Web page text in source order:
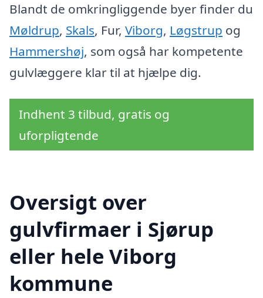
Blandt de omkringliggende byer finder du
Møldrup, Skals, Fur, Viborg, Løgstrup og
Hammershøj, som også har kompetente
gulvlæggere klar til at hjælpe dig.
Indhent 3 tilbud, gratis og
uforpligtende
Oversigt over
gulvfirmaer i Sjørup
eller hele Viborg
kommune